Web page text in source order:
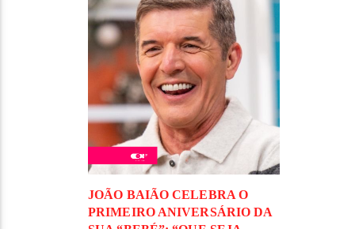
JOÃO BAIÃO CELEBRA O
PRIMEIRO ANIVERSÁRIO DA